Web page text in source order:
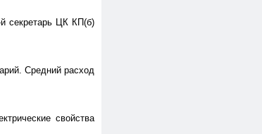
секретарь ЦК КП(б)
Средний расход
свойства